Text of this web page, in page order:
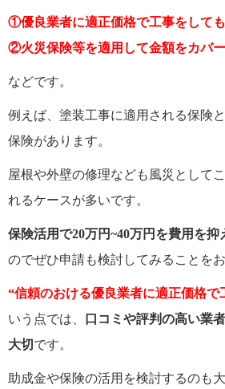
①優良業者に適正価格で工事をして
②火災保険等を適用して金額をカバ
などです。
例えば、塗装工事に適用される保険
保険があります。
屋根や外壁の修理なども風災として
れるケースが多いです。
保険活用で20万円~40万円 を費用を抑
のでぜひ申請も検討してみることを
“信頼のおける優良業者に適正価格で
いう点では、
口コミや評判の高い業
大切 です。
助成金や保険の活用を検討するのも大